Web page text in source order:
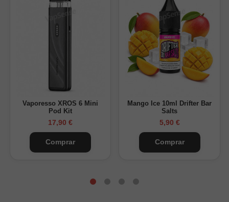
Marca: Voom
Compatibilidad: Multi Pod 4 en 1 2400 Caladas
Sabores: Menta, Helado de Fresa, Fresa Kiwi, Chicle de
Nicotina: 20mg/ml (sales de nicotina)
Caladas totales: hasta 2400 (entre las 4 cápsulas)
Ventajas para el usuario
Repuesto original y máxima compatibilidad
Sustituye solo la cápsula agotada, sin cambiar el
dispositivo
Sistema ecológico y más económico
Vaporesso XROS 6 Mini
Pod Kit
17,90 €
Comprar
Mango Ice 10ml Drifter Bar
Salts
5,90 €
Comprar